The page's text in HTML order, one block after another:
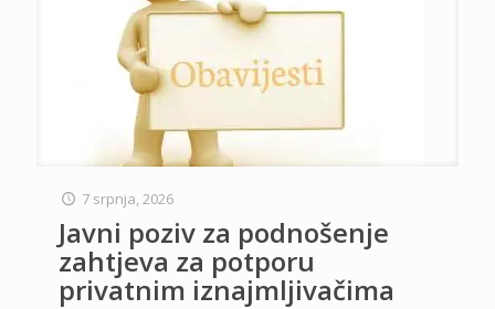
7 srpnja, 2026
Javni poziv za podnošenje
zahtjeva za potporu
privatnim iznajmljivačima